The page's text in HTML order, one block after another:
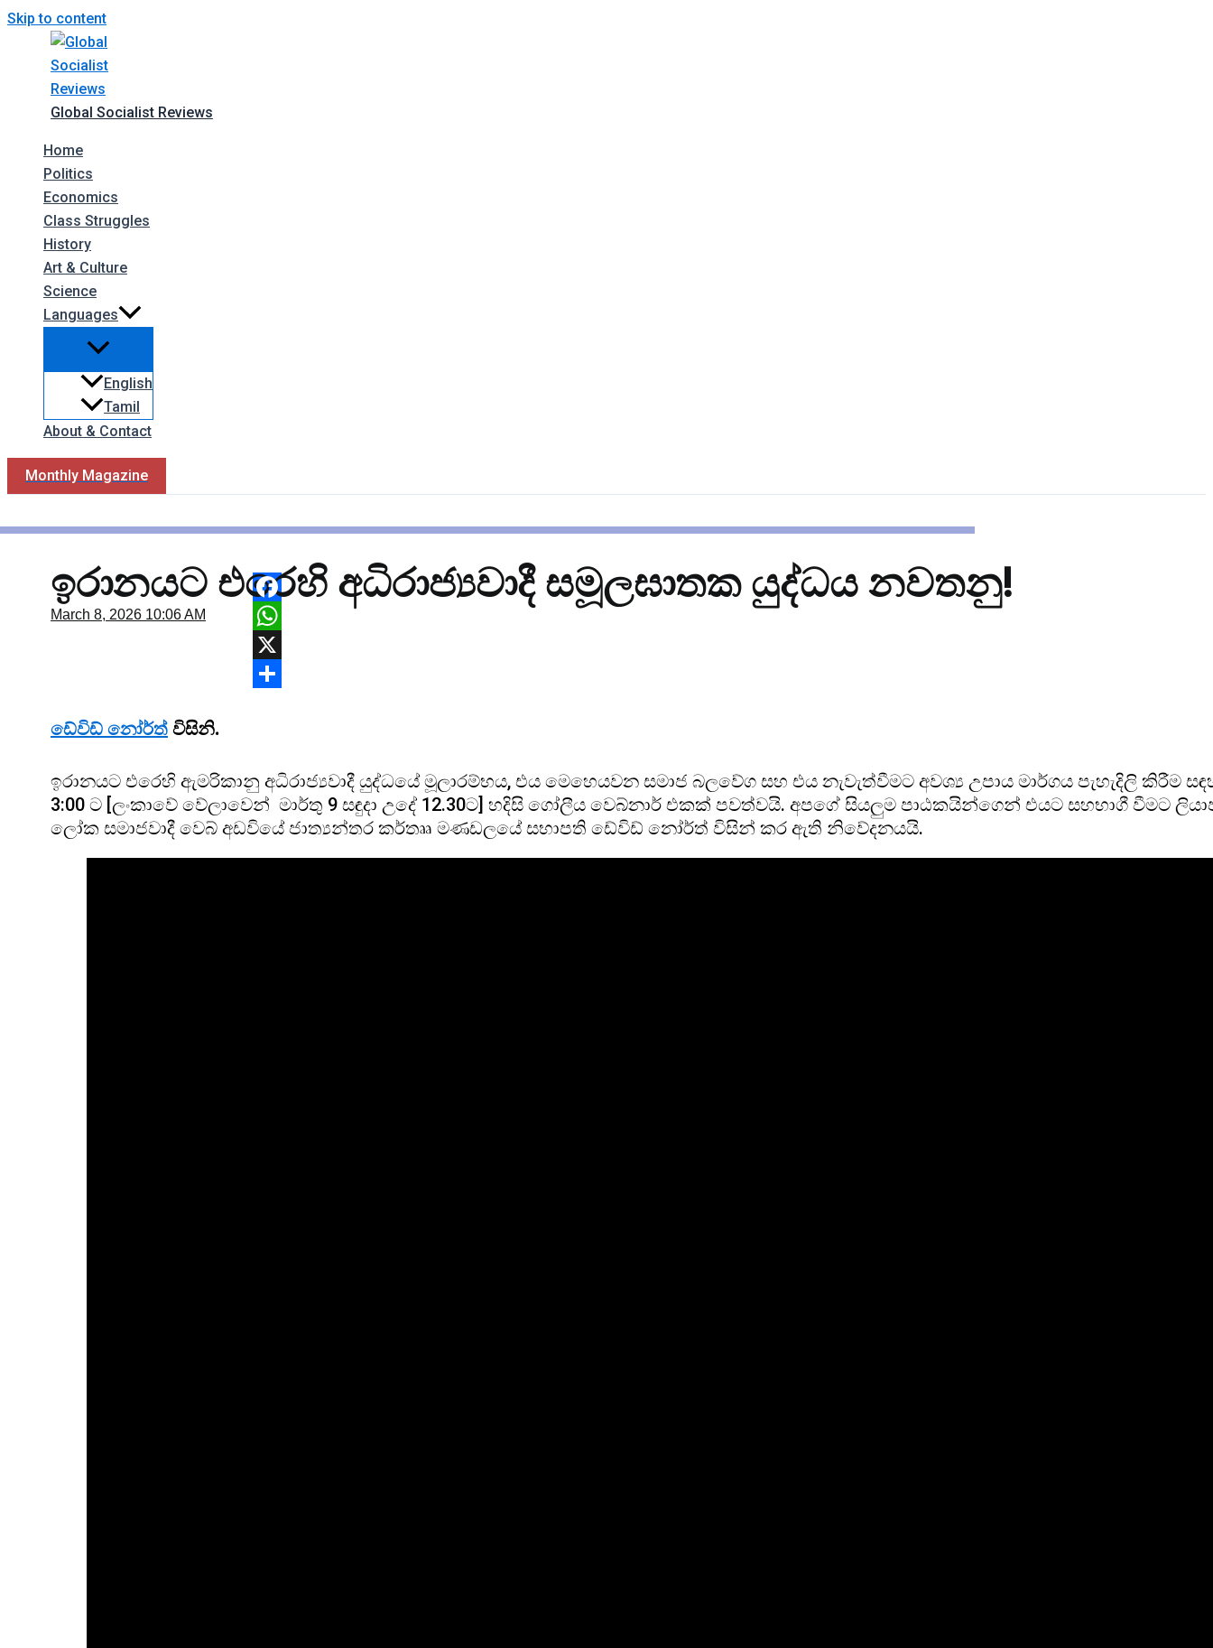
Skip to content
Global Socialist Reviews
Home
Politics
Economics
Class Struggles
History
Art & Culture
Science
Languages
English
Tamil
About & Contact
Monthly Magazine
ඉරානයට එරෙහි අධිරාජ්‍යවාදී සමූලඝාතක යුද්ධය නවතනු!
March 8, 2026 10:06 AM
Facebook
WhatsApp
X
ඩේවිඩ් නෝර්ත් විසිනි.
ඉරානයට එරෙහි ඇමරිකානු අධිරාජ්‍යවාදී යුද්ධයේ මූලාරම්භය, එය මෙහෙයවන සමාජ බලවේග සහ එය නැවැත්වීමට අවශ්‍ය උපාය මාර්ගය පැහැදිලි කිරීම
3:00 ට [ලංකාවේ වේලාවෙන් මාර්තු 9 සඳුදා උදේ 12.30ට] හදිසි ගෝලීය වෙබ්නාර් එකක් පවත්වයි. අපගේ සියලුම පාඨකයින්ගෙන් එයට සහභාගී වීමට
ලෝක සමාජවාදී වෙබ් අඩවියේ ජාත්‍යන්තර කර්තෲ මණඩලයේ සභාපති ඩේවිඩ් නෝර්ත් විසින් කර ඇති නිවේදනයයි.